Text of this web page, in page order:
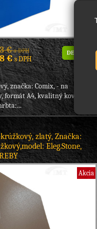
€s DPH
€s DPH
DETAIL
značka: Comix, - na
formát A4, kvalitný kovový
zlatý, Značka:
Eleg.Stone,
Akcia